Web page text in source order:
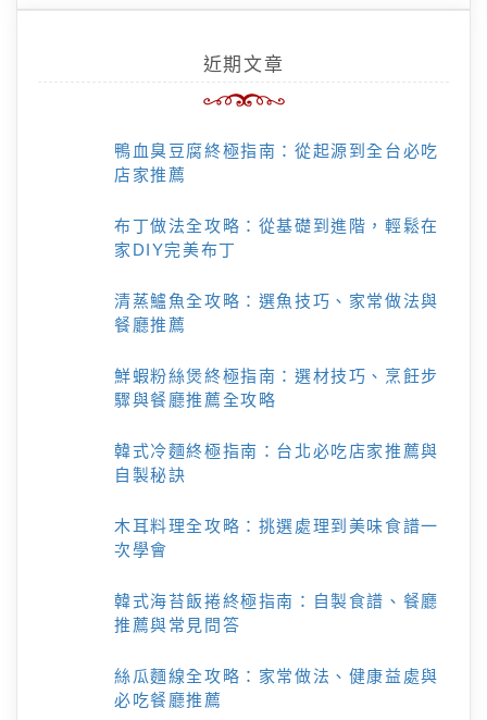
近期文章
鴨血臭豆腐終極指南：從起源到全台必吃
店家推薦
布丁做法全攻略：從基礎到進階，輕鬆在
家DIY完美布丁
清蒸鱸魚全攻略：選魚技巧、家常做法與
餐廳推薦
鮮蝦粉絲煲終極指南：選材技巧、烹飪步
驟與餐廳推薦全攻略
韓式冷麵終極指南：台北必吃店家推薦與
自製秘訣
木耳料理全攻略：挑選處理到美味食譜一
次學會
韓式海苔飯捲終極指南：自製食譜、餐廳
推薦與常見問答
絲瓜麵線全攻略：家常做法、健康益處與
必吃餐廳推薦